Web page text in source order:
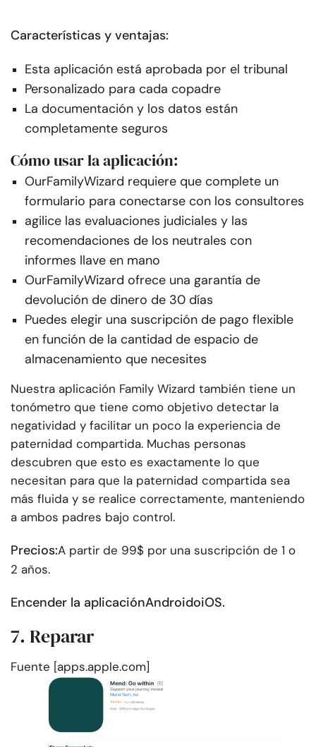
Características y ventajas:
Esta aplicación está aprobada por el tribunal
Personalizado para cada copadre
La documentación y los datos están
completamente seguros
Cómo usar la aplicación:
OurFamilyWizard requiere que complete un
formulario para conectarse con los consultores
agilice las evaluaciones judiciales y las
recomendaciones de los neutrales con
informes llave en mano
OurFamilyWizard ofrece una garantía de
devolución de dinero de 30 días
Puedes elegir una suscripción de pago flexible
en función de la cantidad de espacio de
almacenamiento que necesites
Nuestra aplicación Family Wizard también tiene un
tonómetro que tiene como objetivo detectar la
negatividad y facilitar un poco la experiencia de
paternidad compartida. Muchas personas
descubren que esto es exactamente lo que
necesitan para que la paternidad compartida sea
más fluida y se realice correctamente, manteniendo
a ambos padres bajo control.
Precios:A partir de 99$ por una suscripción de 1 o
2 años.
Encender la aplicaciónAndroidoiOS.
7. Reparar
Fuente [apps.apple.com]